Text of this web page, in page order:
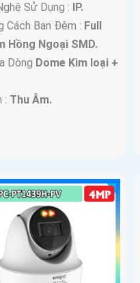
Sử Dụng : IP.
Cách Ban Đêm : Full
Hồng Ngoại SMD.
Dòng Dome Kim loại +
: Thu Âm.